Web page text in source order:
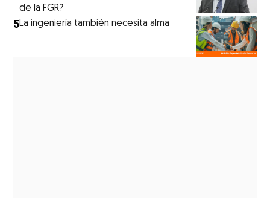
de la FGR?
5La ingeniería también necesita alma